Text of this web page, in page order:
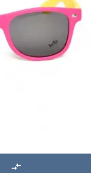
compare_arrows